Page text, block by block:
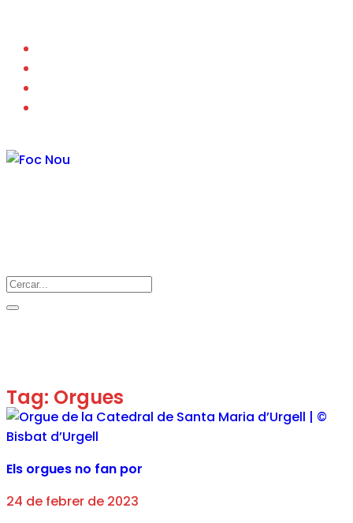
Tag: Orgues
​Els orgues no fan por
24 de febrer de 2023